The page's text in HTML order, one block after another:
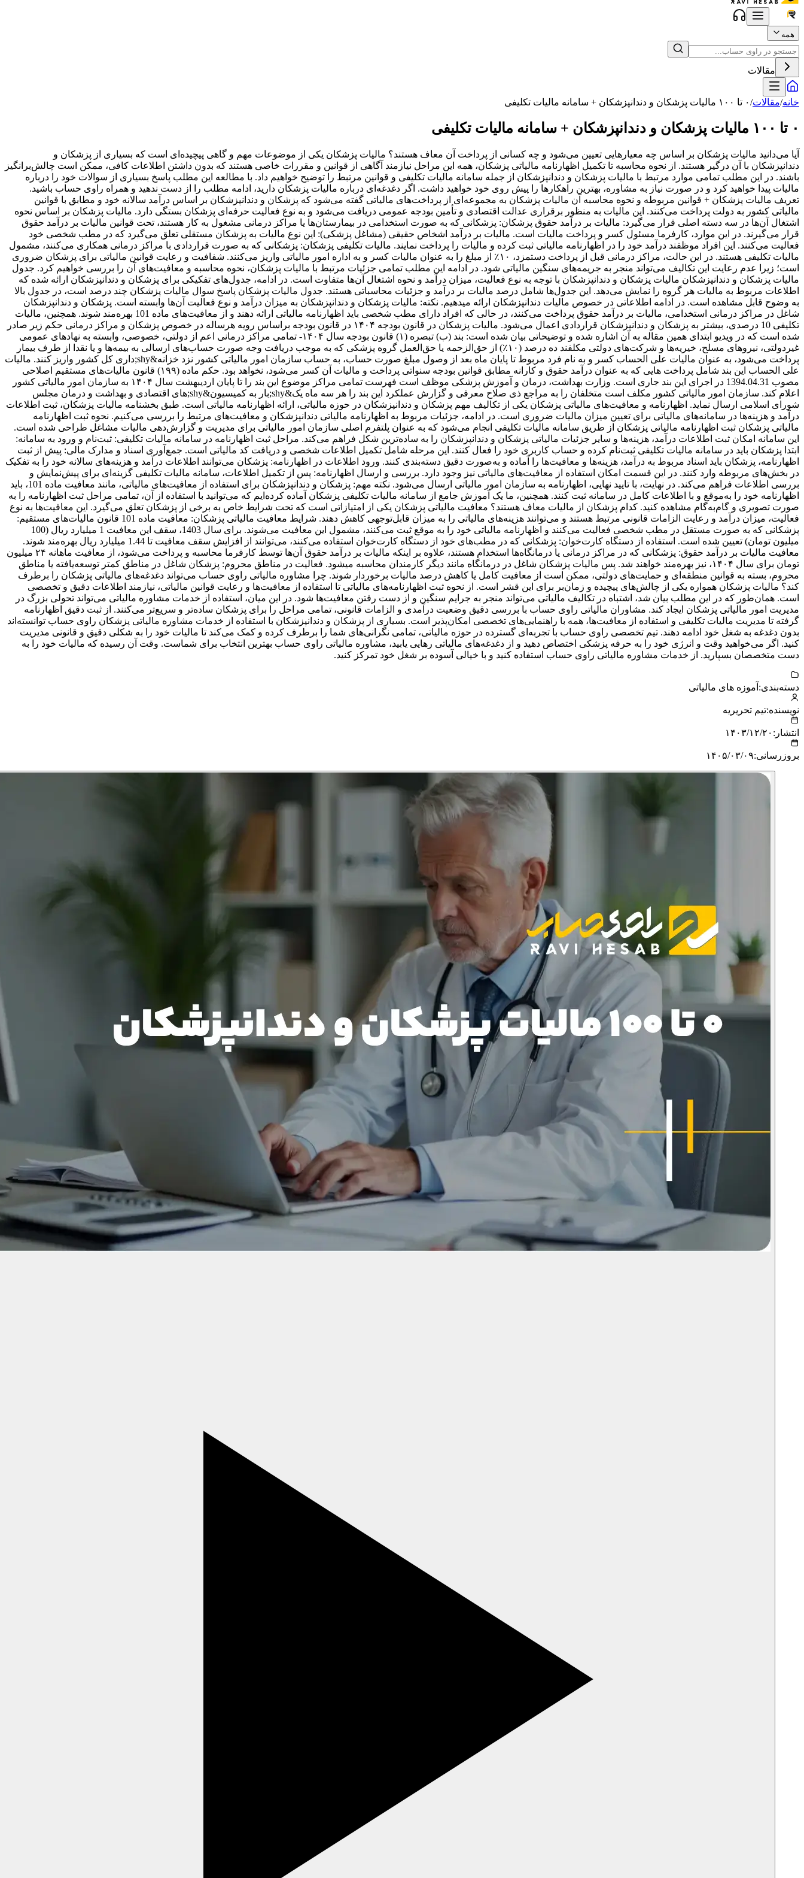
همه
مقالات
خانه/مقالات/۰ تا ۱۰۰ مالیات پزشکان و دندانپزشکان + سامانه مالیات تکلیفی
۰ تا ۱۰۰ مالیات پزشکان و دندانپزشکان + سامانه مالیات تکلیفی
آیا می‌دانید مالیات پزشکان بر اساس چه معیارهایی تعیین می‌شود و چه کسانی از پرداخت آن معاف هستند؟ مالیات پزشکان یکی از موضوعات مهم و گاهی پیچیده‌ای است که بسیاری از پزشکان و
دندانپزشکان با آن درگیر هستند. از نحوه محاسبه تا تکمیل اظهارنامه مالیاتی پزشکان، همه این مراحل نیازمند آگاهی از قوانین و مقررات خاصی هستند که بدون داشتن اطلاعات کافی، ممکن است چالش‌برانگیز
باشند. در این مطلب تمامی موارد مرتبط با مالیات پزشکان و دندانپزشکان از جمله سامانه مالیات تکلیفی و قوانین مرتبط را توضیح خواهیم داد. با مطالعه این مطلب پاسخ بسیاری از سوالات خود را درباره
مالیات پیدا خواهید کرد و در صورت نیاز به مشاوره، بهترین راهکارها را پیش روی خود خواهید داشت. اگر دغدغه‌ای درباره مالیات پزشکان دارید، ادامه مطلب را از دست ندهید و همراه راوی حساب باشید.
تعریف مالیات پزشکان + قوانین مربوطه و نحوه محاسبه آن مالیات پزشکان به مجموعه‌ای از پرداخت‌های مالیاتی گفته می‌شود که پزشکان و دندانپزشکان بر اساس درآمد سالانه خود و مطابق با قوانین
مالیاتی کشور به دولت پرداخت می‌کنند. این مالیات به منظور برقراری عدالت اقتصادی و تأمین بودجه عمومی دریافت می‌شود و به نوع فعالیت حرفه‌ای پزشکان بستگی دارد. مالیات پزشکان بر اساس نحوه
اشتغال آن‌ها در سه دسته اصلی قرار می‌گیرد: مالیات بر درآمد حقوق پزشکان: پزشکانی که به صورت استخدامی در بیمارستان‌ها یا مراکز درمانی مشغول به کار هستند، تحت قوانین مالیات بر درآمد حقوق
قرار می‌گیرند. در این موارد، کارفرما مسئول کسر و پرداخت مالیات است. مالیات بر درآمد اشخاص حقیقی (مشاغل پزشکی): این نوع مالیات به پزشکان مستقلی تعلق می‌گیرد که در مطب شخصی خود
فعالیت می‌کنند. این افراد موظفند درآمد خود را در اظهارنامه مالیاتی ثبت کرده و مالیات را پرداخت نمایند. مالیات تکلیفی پزشکان: پزشکانی که به صورت قراردادی با مراکز درمانی همکاری می‌کنند، مشمول
مالیات تکلیفی هستند. در این حالت، مراکز درمانی قبل از پرداخت دستمزد، ۱۰٪ از مبلغ را به عنوان مالیات کسر و به اداره امور مالیاتی واریز می‌کنند. شفافیت و رعایت قوانین مالیاتی برای پزشکان ضروری
است؛ زیرا عدم رعایت این تکالیف می‌تواند منجر به جریمه‌های سنگین مالیاتی شود. در ادامه این مطلب تمامی جزئیات مرتبط با مالیات پزشکان، نحوه محاسبه و معافیت‌های آن را بررسی خواهیم کرد. جدول
مالیات پزشکان و دندانپزشکان مالیات پزشکان و دندانپزشکان با توجه به نوع فعالیت، میزان درآمد و نحوه اشتغال آن‌ها متفاوت است. در ادامه، جدول‌های تفکیکی برای پزشکان و دندانپزشکان ارائه شده که
اطلاعات مربوط به مالیات هر گروه را نمایش می‌دهد. این جدول‌ها شامل درصد مالیات بر درآمد و جزئیات محاسباتی هستند. جدول مالیات پزشکان پاسخ سوال مالیات پزشکان چند درصد است، در جدول بالا
به وضوح قابل مشاهده است. در ادامه اطلاعاتی در خصوص مالیات دندانپزشکان ارائه میدهیم. نکته: مالیات پزشکان و دندانپزشکان به میزان درآمد و نوع فعالیت آن‌ها وابسته است. پزشکان و دندانپزشکان
شاغل در مراکز درمانی استخدامی، مالیات بر درآمد حقوق پرداخت می‌کنند، در حالی که افراد دارای مطب شخصی باید اظهارنامه مالیاتی ارائه دهند و از معافیت‌های ماده 101 بهره‌مند شوند. همچنین، مالیات
تکلیفی 10 درصدی، بیشتر به پزشکان و دندانپزشکان قراردادی اعمال می‌شود. مالیات پزشکان در قانون بودجه ۱۴۰۴ در قانون بودجه براساس رویه هرساله در خصوص پزشکان و مراکز درمانی حکم زیر صادر
شده است که در ویدیو ابتدای همین مقاله به آن اشاره شده و توضیحاتی بیان شده است: بند (ب) تبصره (۱) قانون بودجه سال ۱۴۰۴- تمامی مراکز درمانی اعم از دولتی، خصوصی، وابسته به نهادهای عمومی
غیردولتی، نیروهای مسلح، خیریه‌ها و شرکت‌های دولتی مکلفند ده درصد (۱۰٪) از حق‌الزحمه یا حق‌العمل گروه پزشکی که به موجب دریافت وجه صورت حساب‌های ارسالی به بیمه‌ها و یا نقدا از طرف بیمار
پرداخت می‌شود، به عنوان مالیات علی الحساب کسر و به نام فرد مربوط تا پایان ماه بعد از وصول مبلغ صورت حساب، به حساب سازمان امور مالیاتی کشور نزد خزانه‌&shy;داری کل کشور واریز کنند. مالیات
علی الحساب این بند شامل پرداخت هایی که به عنوان درآمد حقوق و کارانه مطابق قوانین بودجه سنواتی پرداخت و مالیات آن کسر می‌شود، نخواهد بود. حکم ماده (۱۹۹) قانون مالیات‌های مستقیم اصلاحی
مصوب 1394.04.31 در اجرای این بند جاری است. وزارت بهداشت، درمان و آموزش پزشکی موظف است فهرست تمامی مراکز موضوع این بند را تا پایان اردیبهشت سال ۱۴۰۴ به سازمان امور مالیاتی کشور
اعلام کند. سازمان امور مالیاتی کشور مکلف است متخلفان را به مراجع ذی صلاح معرفی و گزارش عملکرد این بند را هر سه ماه یک&shy;بار به کمیسیون&shy;های اقتصادی و بهداشت و درمان مجلس
شورای اسلامی ارسال نماید. اظهارنامه و معافیت‌های مالیاتی پزشکان یکی از تکالیف مهم پزشکان و دندانپزشکان در حوزه مالیاتی، ارائه اظهارنامه مالیاتی است. طبق بخشنامه مالیات پزشکان، ثبت اطلاعات
درآمد و هزینه‌ها در سامانه‌های مالیاتی برای تعیین میزان مالیات ضروری است. در ادامه، جزئیات مربوط به اظهارنامه مالیاتی دندانپزشکان و معافیت‌های مرتبط را بررسی می‌کنیم. نحوه ثبت اظهارنامه
مالیاتی پزشکان ثبت اظهارنامه مالیاتی پزشکان از طریق سامانه مالیات تکلیفی انجام می‌شود که به عنوان پلتفرم اصلی سازمان امور مالیاتی برای مدیریت و گزارش‌دهی مالیات مشاغل طراحی شده است.
این سامانه امکان ثبت اطلاعات درآمد، هزینه‌ها و سایر جزئیات مالیاتی پزشکان و دندانپزشکان را به ساده‌ترین شکل فراهم می‌کند. مراحل ثبت اظهارنامه در سامانه مالیات تکلیفی: ثبت‌نام و ورود به سامانه:
ابتدا پزشکان باید در سامانه مالیات تکلیفی ثبت‌نام کرده و حساب کاربری خود را فعال کنند. این مرحله شامل تکمیل اطلاعات شخصی و دریافت کد مالیاتی است. جمع‌آوری اسناد و مدارک مالی: پیش از ثبت
اظهارنامه، پزشکان باید اسناد مربوط به درآمد، هزینه‌ها و معافیت‌ها را آماده و به‌صورت دقیق دسته‌بندی کنند. ورود اطلاعات در اظهارنامه: پزشکان می‌توانند اطلاعات درآمد و هزینه‌های سالانه خود را به تفکیک
در بخش‌های مربوطه وارد کنند. در این قسمت امکان استفاده از معافیت‌های مالیاتی نیز وجود دارد. بررسی و ارسال اظهارنامه: پس از تکمیل اطلاعات، سامانه مالیات تکلیفی گزینه‌ای برای پیش‌نمایش و
بررسی اطلاعات فراهم می‌کند. در نهایت، با تایید نهایی، اظهارنامه به سازمان امور مالیاتی ارسال می‌شود. نکته مهم: پزشکان و دندانپزشکان برای استفاده از معافیت‌های مالیاتی، مانند معافیت ماده 101، باید
اظهارنامه خود را به‌موقع و با اطلاعات کامل در سامانه ثبت کنند. همچنین، ما یک آموزش جامع از سامانه مالیات تکلیفی پزشکان آماده کرده‌ایم که می‌توانید با استفاده از آن، تمامی مراحل ثبت اظهارنامه را به
صورت تصویری و گام‌به‌گام مشاهده کنید. کدام پزشکان از مالیات معاف هستند؟ معافیت مالیاتی پزشکان یکی از امتیازاتی است که تحت شرایط خاص به برخی از پزشکان تعلق می‌گیرد. این معافیت‌ها به نوع
فعالیت، میزان درآمد و رعایت الزامات قانونی مرتبط هستند و می‌توانند هزینه‌های مالیاتی را به میزان قابل‌توجهی کاهش دهند. شرایط معافیت مالیاتی پزشکان: معافیت ماده 101 قانون مالیات‌های مستقیم:
پزشکانی که به صورت مستقل در مطب شخصی فعالیت می‌کنند و اظهارنامه مالیاتی خود را به موقع ثبت می‌کنند، مشمول این معافیت می‌شوند. برای سال 1403، سقف این معافیت 1 میلیارد ریال (100
میلیون تومان) تعیین شده است. استفاده از دستگاه کارت‌خوان: پزشکانی که در مطب‌های خود از دستگاه کارت‌خوان استفاده می‌کنند، می‌توانند از افزایش سقف معافیت تا 1.44 میلیارد ریال بهره‌مند شوند.
معافیت مالیات بر درآمد حقوق: پزشکانی که در مراکز درمانی یا درمانگاه‌ها استخدام هستند، علاوه بر اینکه مالیات بر درآمد حقوق آن‌ها توسط کارفرما محاسبه و پرداخت می‌شود، از معافیت ماهانه ۲۴ میلیون
تومان برای سال ۱۴۰۴، نیز بهره‌مند خواهند شد. پس مالیات پزشکان شاغل در درمانگاه مانند دیگر کارمندان محاسبه میشود. فعالیت در مناطق محروم: پزشکان شاغل در مناطق کمتر توسعه‌یافته یا مناطق
محروم، بسته به قوانین منطقه‌ای و حمایت‌های دولتی، ممکن است از معافیت کامل یا کاهش درصد مالیات برخوردار شوند. چرا مشاوره مالیاتی راوی حساب می‌تواند دغدغه‌های مالیاتی پزشکان را برطرف
کند؟ مالیات پزشکان همواره یکی از چالش‌های پیچیده و زمان‌بر برای این قشر است. از نحوه ثبت اظهارنامه‌های مالیاتی تا استفاده از معافیت‌ها و رعایت قوانین مالیاتی، نیازمند اطلاعات دقیق و تخصصی
است. همان‌طور که در این مطلب بیان شد، اشتباه در تکالیف مالیاتی می‌تواند منجر به جرایم سنگین و از دست رفتن معافیت‌ها شود. در این میان، استفاده از خدمات مشاوره مالیاتی می‌تواند تحولی بزرگ در
مدیریت امور مالیاتی پزشکان ایجاد کند. مشاوران مالیاتی راوی حساب با بررسی دقیق وضعیت درآمدی و الزامات قانونی، تمامی مراحل را برای پزشکان ساده‌تر و سریع‌تر می‌کنند. از ثبت دقیق اظهارنامه
گرفته تا مدیریت مالیات تکلیفی و استفاده از معافیت‌ها، همه با راهنمایی‌های تخصصی امکان‌پذیر است. بسیاری از پزشکان و دندانپزشکان با استفاده از خدمات مشاوره مالیاتی پزشکان راوی حساب توانسته‌اند
بدون دغدغه به شغل خود ادامه دهند. تیم تخصصی راوی حساب با تجربه‌ای گسترده در حوزه مالیاتی، تمامی نگرانی‌های شما را برطرف کرده و کمک می‌کند تا مالیات خود را به شکلی دقیق و قانونی مدیریت
کنید. اگر می‌خواهید وقت و انرژی خود را به حرفه پزشکی اختصاص دهید و از دغدغه‌های مالیاتی رهایی یابید، مشاوره مالیاتی راوی حساب بهترین انتخاب برای شماست. وقت آن رسیده که مالیات خود را به
دست متخصصان بسپارید. از خدمات مشاوره مالیاتی راوی حساب استفاده کنید و با خیالی آسوده بر شغل خود تمرکز کنید.
دسته‌بندی: آموزه های مالیاتی
نویسنده:تیم تحریریه
انتشار: ۱۴۰۳/۱۲/۲۰
بروزرسانی:۱۴۰۵/۰۳/۰۹